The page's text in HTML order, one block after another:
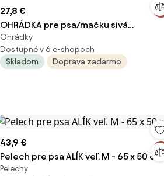
27,8 €
OHRÁDKA pre psa/mačku sivá
91x91x58cm
Ohrádky
Dostupné v 6 e-shopoch
Skladom
Doprava zadarmo
43,9 €
Pelech pre psa ALÍK veľ. M - 65 x 50 cm
Pelechy